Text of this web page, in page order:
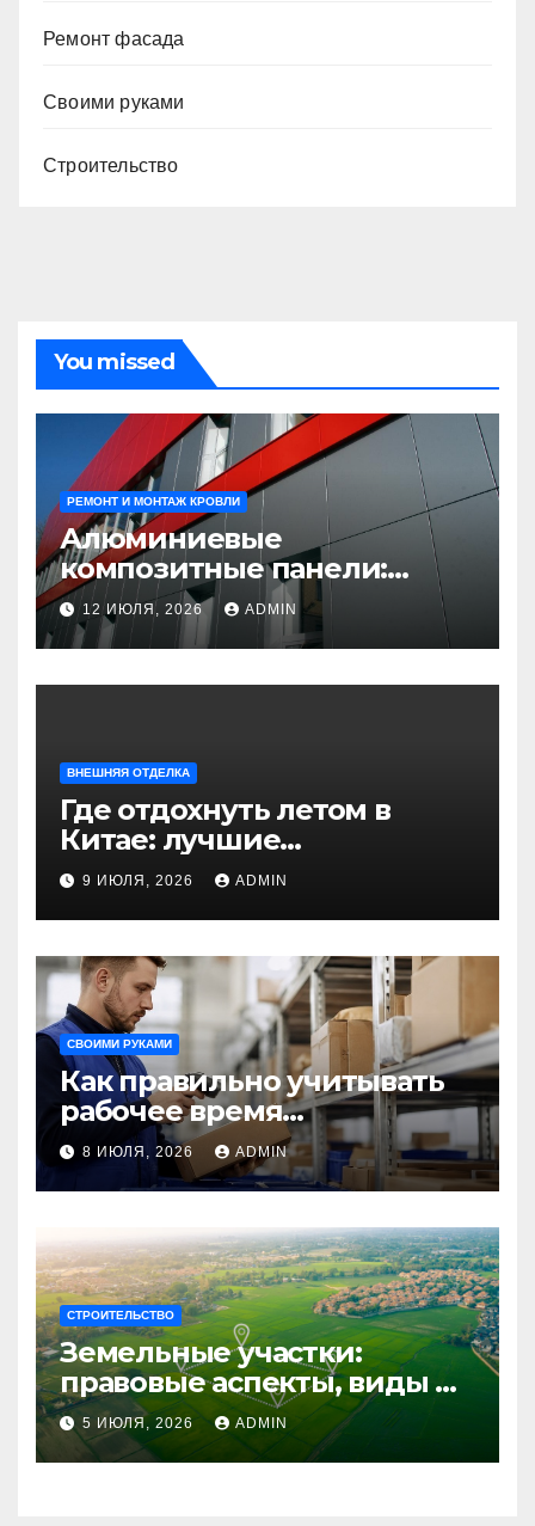
Ремонт фасада
Своими руками
Строительство
You missed
РЕМОНТ И МОНТАЖ КРОВЛИ
Алюминиевые
композитные панели:
универсальное решение
для современного
строительства и дизайна
12 ИЮЛЯ, 2026 ADMIN
ВНЕШНЯЯ ОТДЕЛКА
Где отдохнуть летом в
Китае: лучшие
направления для
незабываемого
путешествия
9 ИЮЛЯ, 2026 ADMIN
СВОИМИ РУКАМИ
Как правильно учитывать
рабочее время
сотрудников: советы для
бизнеса
8 ИЮЛЯ, 2026 ADMIN
СТРОИТЕЛЬСТВО
Земельные участки:
правовые аспекты, виды и
возможности
использования
5 ИЮЛЯ, 2026 ADMIN